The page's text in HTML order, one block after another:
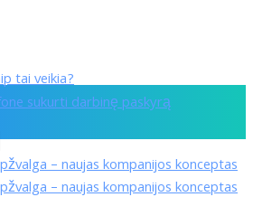
tai veikia?
sukurti darbinę paskyrą